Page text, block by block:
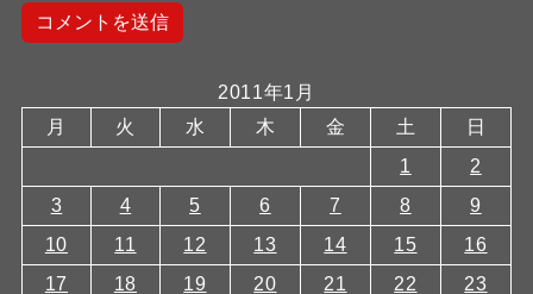
2011年1月
月
火 水 木 金 土
日
1
2
3
4 5 6 7 8
9
10
11 12 13 14 15
16
17
18 19 20 21 22 23